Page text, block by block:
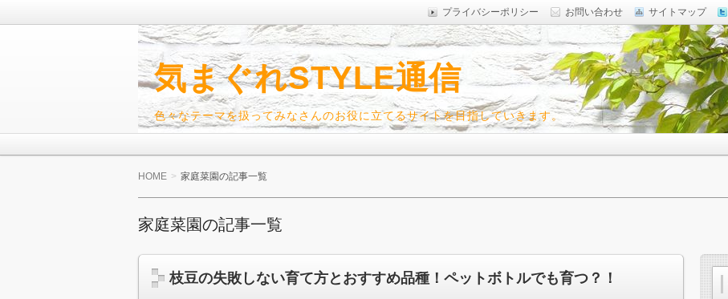
お問い合わせ サイトマップ
プライバシーポリシー
気まぐれSTYLE通信
色々なテーマを扱ってみなさんのお役に立てるサイトを目指していきます。
HOME 家庭菜園の記事一覧
家庭菜園の記事一覧
枝豆の失敗しない育て方とおすすめ品種！ペットボトルでも育つ？！